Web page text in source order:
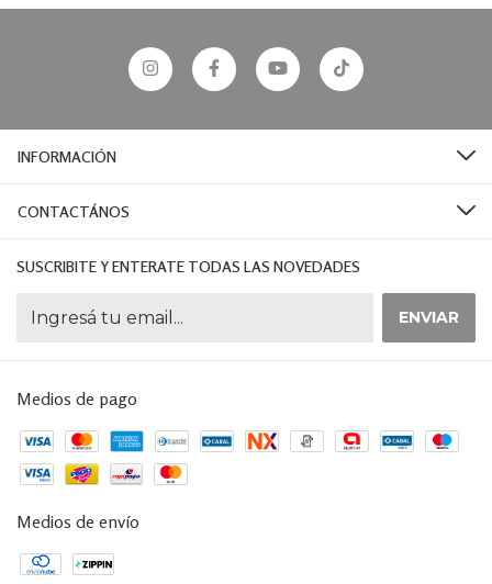
INFORMACIÓN
CONTACTÁNOS
SUSCRIBITE Y ENTERATE TODAS LAS NOVEDADES
Medios de pago
Medios de envío